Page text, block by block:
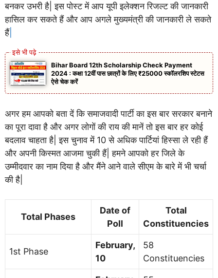
बनकर उभरी है| इस पोस्ट में आप यूपी इलेक्शन रिजल्ट की जानकारी
हासिल कर सकते हैं और आप अगले मुख्यमंत्री की जानकारी ले सकते
हैं|
Bihar Board 12th Scholarship Check Payment
2024 : कक्षा 12वीं पास छात्रों के लिए ₹25000 स्कॉलरशिप स्टेटस
ऐसे चेक करें
अगर हम आपको बता दें कि समाजवादी पार्टी का इस बार सरकार बनाने
का पूरा दावा है और अगर लोगों की राय की मानें तो इस बार हर कोई
बदलाव चाहता है| इस चुनाव में 10 से अधिक पार्टियां हिस्सा ले रही हैं
और अपनी किस्मत आजमा चुकी हैं| हमने आपको हर जिले के
उम्मीदवार का नाम दिया है और मैंने आने वाले सीएम के बारे में भी चर्चा
की है|
Total Phases
Date of
Poll
Total
Constituencies
1st Phase
February,
10
58
Constituencies